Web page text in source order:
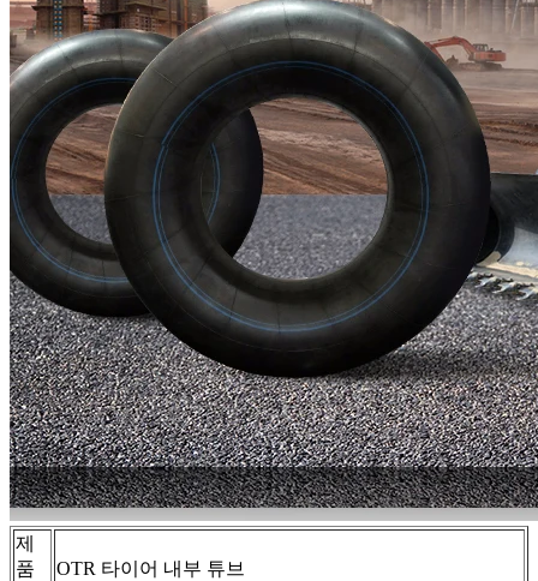
제
품
OTR 타이어 내부 튜브